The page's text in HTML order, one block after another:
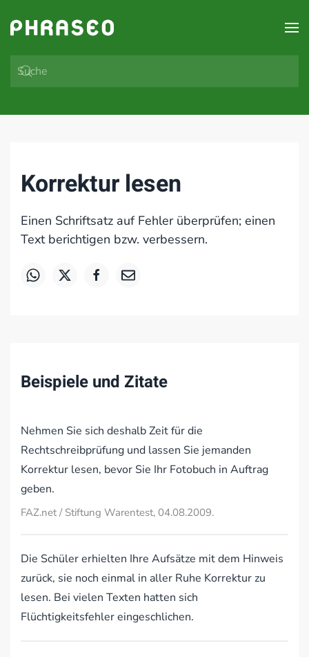
Zum Hauptinhalt springen
Korrektur lesen
Einen Schriftsatz auf Fehler überprüfen; einen
Text berichtigen bzw. verbessern.
Beispiele und Zitate
Nehmen Sie sich deshalb Zeit für die
Rechtschreibprüfung und lassen Sie jemanden
Korrektur lesen, bevor Sie Ihr Fotobuch in Auftrag
geben.
FAZ.net / Stiftung Warentest, 04.08.2009.
Die Schüler erhielten Ihre Aufsätze mit dem Hinweis
zurück, sie noch einmal in aller Ruhe Korrektur zu
lesen. Bei vielen Texten hatten sich
Flüchtigkeitsfehler eingeschlichen.